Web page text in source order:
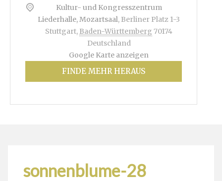
Kultur- und Kongresszentrum
Liederhalle, Mozartsaal, Berliner Platz 1-3
Stuttgart, Baden-Württemberg 70174
Deutschland
Google Karte anzeigen
FINDE MEHR HERAUS
sonnenblume-28